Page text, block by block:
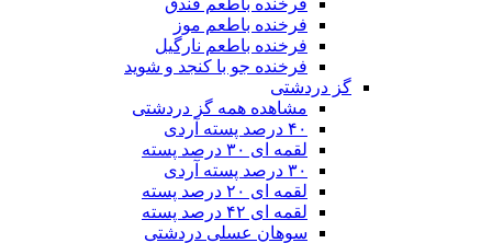
فرخنده باطعم فندق
فرخنده باطعم موز
فرخنده باطعم نارگیل
فرخنده جو با کنجد و شوید
گز دردشتی
مشاهده همه گز دردشتی
۴۰ درصد پسته آردی
لقمه ای ۳۰ درصد پسته
۳۰ درصد پسته آردی
لقمه ای ۲۰ درصد پسته
لقمه ای ۴۲ درصد پسته
سوهان عسلی دردشتی